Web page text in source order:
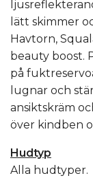
lätt skimmer
Havtorn,
beauty boost.
på
lugnar och
ansiktskräm
över kindben
Hudtyp
Alla hudtyper.